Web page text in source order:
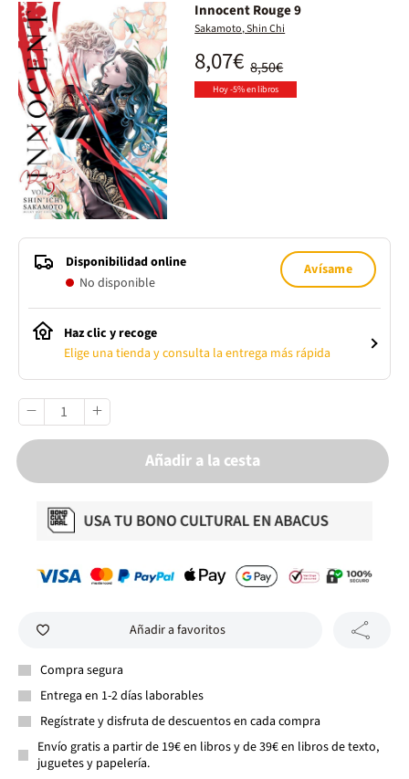
Innocent Rouge 9
Sakamoto, Shin Chi
8,50€
8,07€
Hoy -5% en libros
Disponibilidad online
No disponible
Avísame
Haz clic y recoge
Elige una tienda y consulta la entrega más rápida
Añadir a la cesta
Añadir a favoritos
Compra segura
Entrega en 1-2 días laborables
Regístrate y disfruta de descuentos en cada compra
Envío gratis a partir de 19€ en libros y de 39€ en libros de texto,
juguetes y papelería.